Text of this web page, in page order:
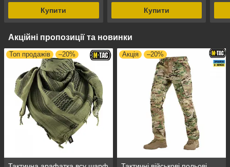
Купити Купити
Акційні пропозиції та новинки
Топ продажів –20% Акція –20%